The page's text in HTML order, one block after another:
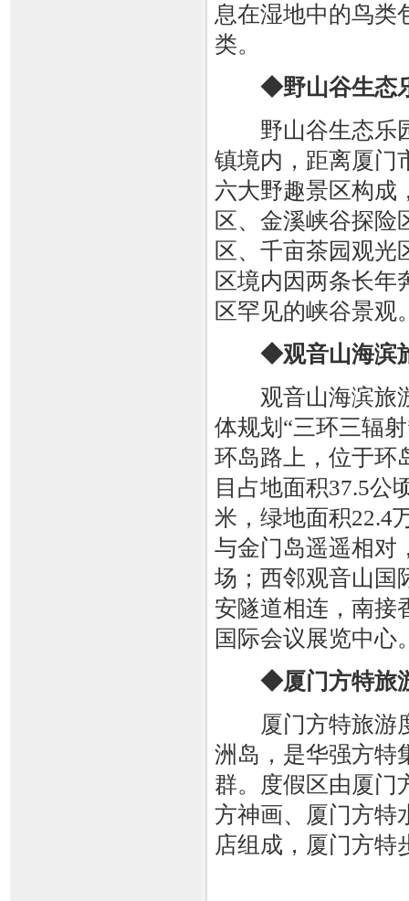
息在湿地中的鸟类
类。
◆野山谷生态
野山谷生态乐园
镇境内，距离厦门
六大野趣景区构成
区、金溪峡谷探险
区、千亩茶园观光
区境内因两条长年
区罕见的峡谷景观
◆观音山海滨
观音山海滨旅游
体规划“三环三辐
环岛路上，位于环
目占地面积37.5公
米，绿地面积22.4
与金门岛遥遥相对
场；西邻观音山国
安隧道相连，南接
国际会议展览中心
◆厦门方特旅
厦门方特旅游度
洲岛，是华强方特
群。度假区由厦门
方神画、厦门方特
店组成，厦门方特